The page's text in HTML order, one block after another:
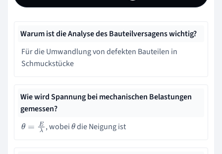
Warum ist die Analyse des Bauteilversagens wichtig?
Für die Umwandlung von defekten Bauteilen in
Schmuckstücke
Wie wird Spannung bei mechanischen Belastungen
gemessen?
θ=Eλ , wobeiθdie Neigung ist